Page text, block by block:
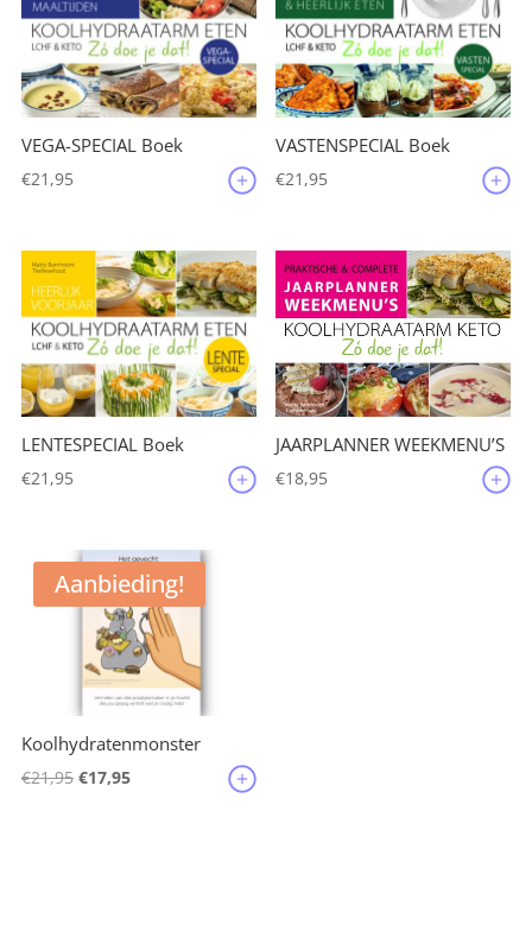
VEGA-SPECIAL Boek
€21,95
VASTENSPECIAL Boek
€21,95
LENTESPECIAL Boek
€21,95
JAARPLANNER WEEKMENU’S
€18,95
Aanbieding!
Koolhydratenmonster
€21,95 Oorspronkelijke
€17,95Huidige